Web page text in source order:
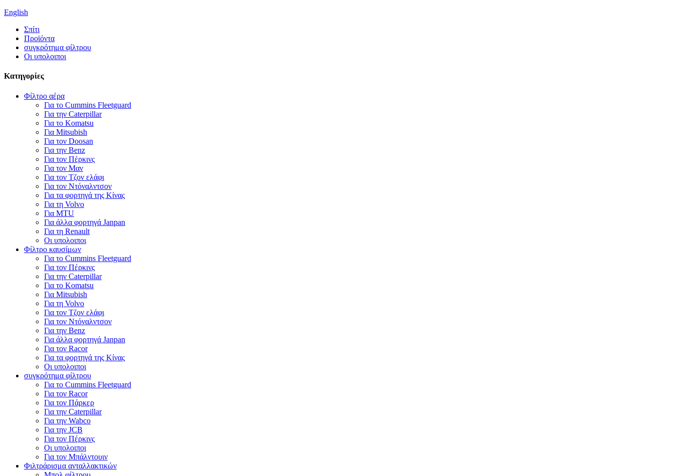
English
Σπίτι
Προϊόντα
συγκρότημα φίλτρου
Οι υπολοιποι
Κατηγορίες
Φίλτρο αέρα
Για το Cummins Fleetguard
Για την Caterpillar
Για το Komatsu
Για Mitsubish
Για τον Doosan
Για την Benz
Για τον Πέρκινς
Για τον Μαν
Για τον Τζον ελάφι
Για τον Ντόναλντσον
Για τα φορτηγά της Κίνας
Για τη Volvo
Για MTU
Για άλλα φορτηγά Janpan
Για τη Renault
Οι υπολοιποι
Φίλτρο καυσίμων
Για το Cummins Fleetguard
Για τον Πέρκινς
Για την Caterpillar
Για το Komatsu
Για Mitsubish
Για τη Volvo
Για τον Τζον ελάφι
Για τον Ντόναλντσον
Για την Benz
Για άλλα φορτηγά Janpan
Για τον Racor
Για τα φορτηγά της Κίνας
Οι υπολοιποι
συγκρότημα φίλτρου
Για το Cummins Fleetguard
Για τον Racor
Για τον Πάρκερ
Για την Caterpillar
Για την Wabco
Για την JCB
Για τον Πέρκινς
Οι υπολοιποι
Για τον Μπάλντουιν
Φιλτράρισμα ανταλλακτικών